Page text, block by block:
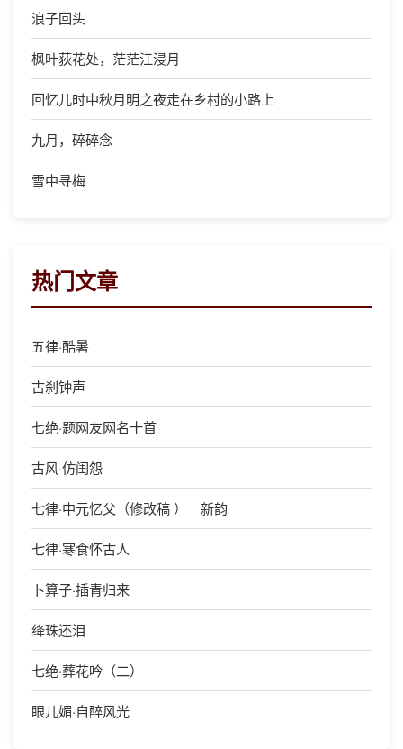
浪子回头
枫叶荻花处，茫茫江浸月
回忆儿时中秋月明之夜走在乡村的小路上
九月，碎碎念
雪中寻梅
热门文章
五律·酷暑
古刹钟声
七绝·题网友网名十首
古风·仿闺怨
七律·中元忆父（修改稿 ） 新韵
七律·寒食怀古人
卜算子·插青归来
绛珠还泪
七绝·葬花吟（二）
眼儿媚·自醉风光